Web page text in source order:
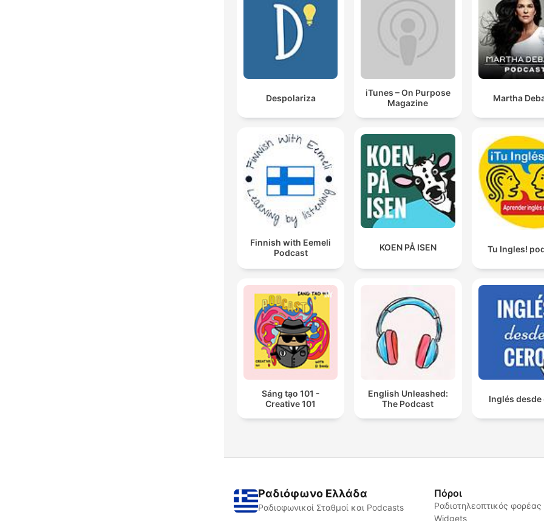
Despolariza
iTunes – On Purpose
Magazine
Martha
Finnish with Eemeli
Podcast
KOEN PÅ ISEN Tu Ingles!
Sáng tạo 101 -
Creative 101
English Unleashed:
The Podcast
Inglés desde
Ραδιόφωνο Ελλάδα
Ραδιοφωνικοί Σταθμοί και Podcasts
Πόροι
Ραδιοτηλεοπτικός φορέας
Widgets